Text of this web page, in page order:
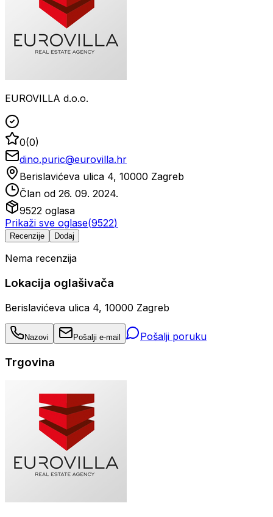
EUROVILLA d.o.o.
0(0)
dino.puric@eurovilla.hr
Berislavićeva ulica 4, 10000 Zagreb
Član od 26. 09. 2024.
9522 oglasa
Prikaži sve oglase(9522)
Recenzije Dodaj
Nema recenzija
Lokacija oglašivača
Berislavićeva ulica 4, 10000 Zagreb
Nazovi Pošalji e-mail Pošalji poruku
Trgovina